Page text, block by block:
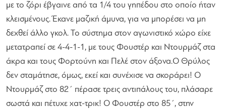
με το ζόρι έβγαινε από τα 1/4 του γηπέδου στο οποίο ήταν
κλεισμένους. Έκανε μαζική άμυνα, για να μπορέσει να μη
δεχθεί άλλο γκολ. Το σύστημα στον αγωνιστικό χώρο είχε
μετατραπεί σε 4-4-1-1, με τους Φουστέρ και Ντουρμάζ στα
άκρα και τους Φορτούνη και Πελέ στον άξονα.Ο Θρύλος
δεν σταμάτησε, όμως, εκεί και συνέχισε να σκοράρει! Ο
Ντουρμάζ στο 82΄ πέρασε τρεις αντιπάλους του, πλάσαρε
σωστά και πέτυχε χατ-τρικ! Ο Φουστέρ στο 85΄, στην